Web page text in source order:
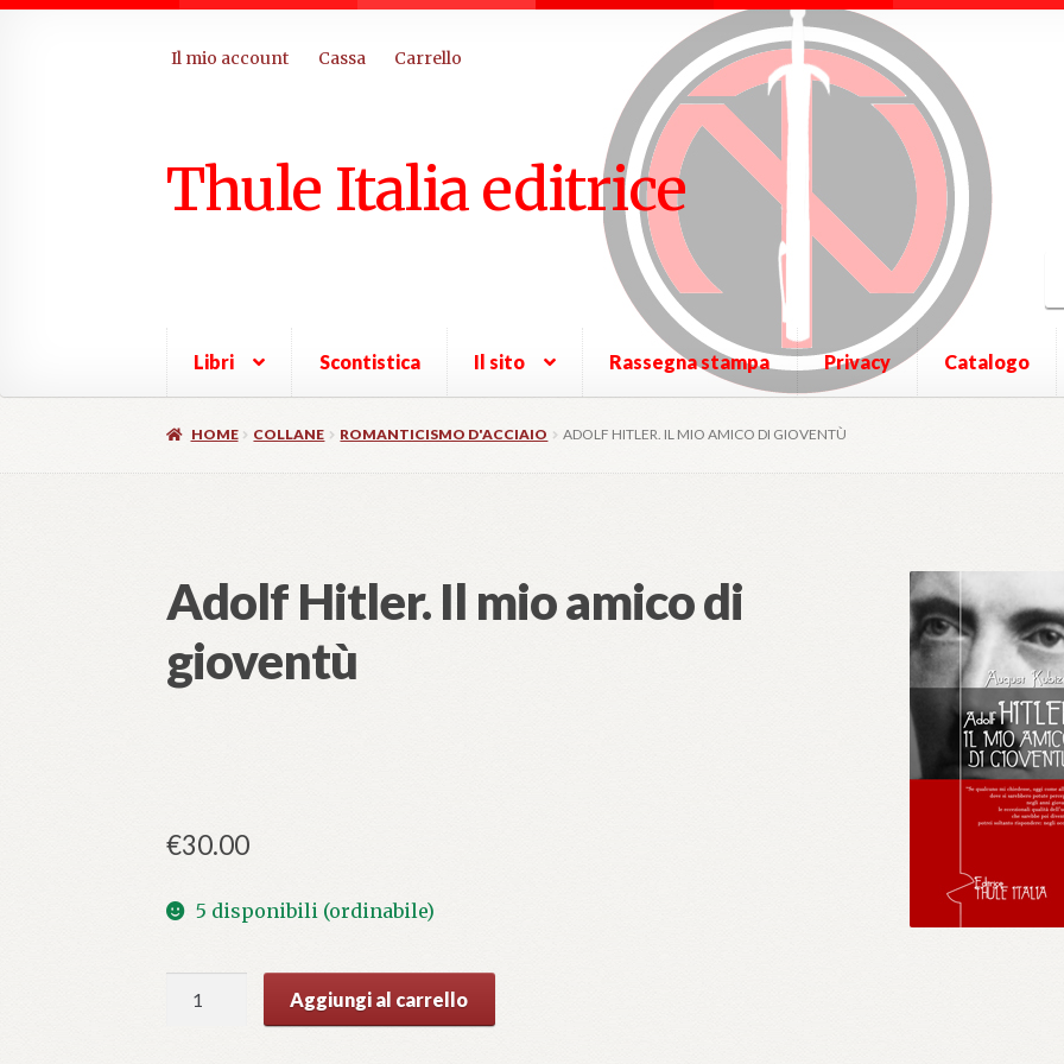
Thule Italia editrice
Libri Scontistica Il sito Rassegna stampa Privacy Catalogo
Il mio account Cassa Carrello
HOME COLLANE ROMANTICISMO D'ACCIAIO ADOLF HITLER. IL MIO AMICO DI GIOVENTÙ
Adolf Hitler. Il mio amico di
gioventù
€30.00
5 disponibili (ordinabile)
Hitler.
Aggiungi al carrello